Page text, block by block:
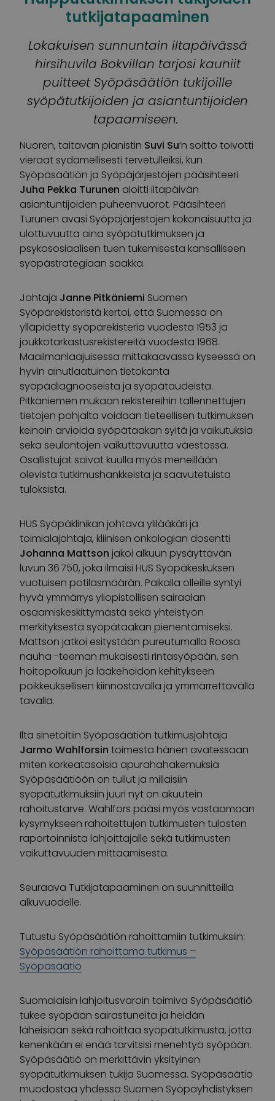
tutkijatapaaminen
Lokakuisen sunnuntain iltapäivässä
hirsihuvila Bokvillan tarjosi kauniit
puitteet Syöpäsäätiön tukijoille
syöpätutkijoiden ja asiantuntijoiden
tapaamiseen.
Nuoren, taitavan pianistin Suvi Su’n soitto toivotti
vieraat sydämellisesti tervetulleiksi, kun
Syöpäsäätiön ja Syöpäjärjestöjen pääsihteeri
Juha Pekka Turunen aloitti iltapäivän
asiantuntijoiden puheenvuorot. Pääsihteeri
Turunen avasi Syöpäjärjestöjen kokonaisuutta ja
ulottuvuutta aina syöpätutkimuksen ja
psykososiaalisen tuen tukemisesta kansalliseen
syöpästrategiaan saakka.
Johtaja Janne Pitkäniemi Suomen
Syöpärekisteristä kertoi, että Suomessa on
ylläpidetty syöpärekisteriä vuodesta 1953 ja
joukkotarkastusrekistereitä vuodesta 1968.
Maailmanlaajuisessa mittakaavassa kyseessä on
hyvin ainutlaatuinen tietokanta
syöpädiagnooseista ja syöpätaudeista.
Pitkäniemen mukaan rekistereihin tallennettujen
tietojen pohjalta voidaan tieteellisen tutkimuksen
keinoin arvioida syöpätaakan syitä ja vaikutuksia
sekä seulontojen vaikuttavuutta väestössä.
Osallistujat saivat kuulla myös meneillään
olevista tutkimushankkeista ja saavutetuista
tuloksista.
HUS Syöpäklinikan johtava ylilääkäri ja
toimialajohtaja, kliinisen onkologian dosentti
Johanna Mattson jakoi alkuun pysäyttävän
luvun 36 750, joka ilmaisi HUS Syöpäkeskuksen
vuotuisen potilasmäärän. Paikalla olleille syntyi
hyvä ymmärrys yliopistollisen sairaalan
osaamiskeskittymästä sekä yhteistyön
merkityksestä syöpätaakan pienentämiseksi.
Mattson jatkoi esitystään pureutumalla Roosa
nauha -teeman mukaisesti rintasyöpään, sen
hoitopolkuun ja lääkehoidon kehitykseen
poikkeuksellisen kiinnostavalla ja ymmärrettävällä
tavalla.
Ilta sinetöitiin Syöpäsäätiön tutkimusjohtaja
Jarmo Wahlforsin toimesta hänen avatessaan
miten korkeatasoisia apurahahakemuksia
Syöpäsäätiöön on tullut ja millaisiin
syöpätutkimuksiin juuri nyt on akuutein
rahoitustarve. Wahlfors pääsi myös vastaamaan
kysymykseen rahoitettujen tutkimusten tulosten
raportoinnista lahjoittajalle sekä tutkimusten
vaikuttavuuden mittaamisesta.
Seuraava Tutkijatapaaminen on suunnitteilla
alkuvuodelle.
Tutustu Syöpäsäätiön rahoittamiin tutkimuksiin:
Syöpäsäätiön rahoittama tutkimus –
Syöpäsäätiö
Suomalaisin lahjoitusvaroin toimiva Syöpäsäätiö
tukee syöpään sairastuneita ja heidän
läheisiään sekä rahoittaa syöpätutkimusta, jotta
kenenkään ei enää tarvitsisi menehtyä syöpään.
Syöpäsäätiö on merkittävin yksityinen
syöpätutkimuksen tukija Suomessa. Syöpäsäätiö
muodostaa yhdessä Suomen Syöpäyhdistyksen